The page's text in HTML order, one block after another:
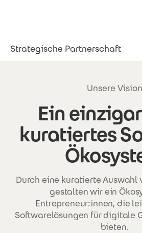
M&A PROCECO
Strategische Partnerschaft
Unsere Vision
Ein
kuratiertes
Durch eine kuratierte Auswahl
gestalten wir ein
Entrepreneur:innen, die
Softwarelösungen für digitale
bieten.